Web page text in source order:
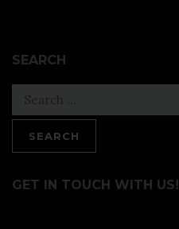
SEARCH
for:
GET IN TOUCH WITH US!